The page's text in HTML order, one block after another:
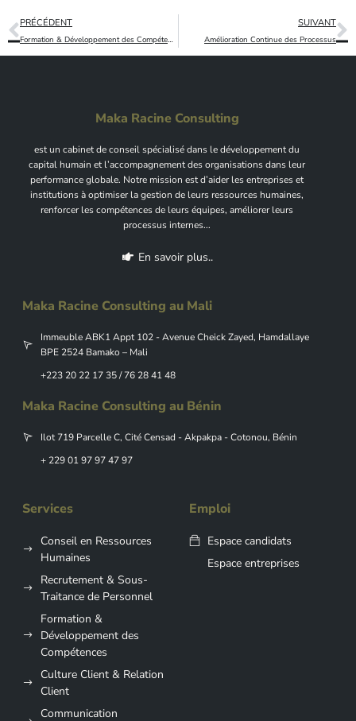
PRÉCÉDENT
Formation & Développement des Compétences
SUIVANT
Amélioration Continue des Processus
Maka Racine Consulting
est un cabinet de conseil spécialisé dans le développement du
capital humain et l’accompagnement des organisations dans leur
performance globale. Notre mission est d’aider les entreprises et
institutions à optimiser la gestion de leurs ressources humaines,
renforcer les compétences de leurs équipes, améliorer leurs
processus internes...
En savoir plus..
Maka Racine Consulting au Mali
Immeuble ABK1 Appt 102 - Avenue Cheick Zayed, Hamdallaye
BPE 2524 Bamako – Mali
+223 20 22 17 35 / 76 28 41 48
Maka Racine Consulting au Bénin
Ilot 719 Parcelle C, Cité Censad - Akpakpa - Cotonou, Bénin
+ 229 01 97 97 47 97
Services
Conseil en Ressources
Humaines
Recrutement & Sous-
Traitance de Personnel
Formation &
Développement des
Compétences
Culture Client & Relation
Client
Communication
Emploi
Espace candidats
Espace entreprises